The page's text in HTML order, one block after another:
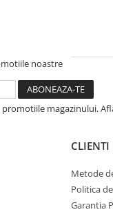
noastre
magazinului.
CLIENTI
Metode
Politica
Garantia